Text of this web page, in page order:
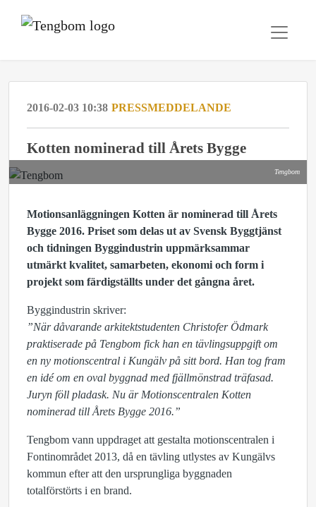
2016-02-03 10:38 PRESSMEDDELANDE
Kotten nominerad till Årets Bygge
Tengbom
Motionsanläggningen Kotten är nominerad till Årets
Bygge 2016. Priset som delas ut av Svensk Byggtjänst
och tidningen Byggindustrin uppmärksammar
utmärkt kvalitet, samarbeten, ekonomi och form i
projekt som färdigställts under det gångna året.
Byggindustrin skriver:
”När dåvarande arkitektstudenten Christofer Ödmark
praktiserade på Tengbom fick han en tävlingsuppgift om
en ny motionscentral i Kungälv på sitt bord. Han tog fram
en idé om en oval byggnad med fjällmönstrad träfasad.
Juryn föll pladask. Nu är Motionscentralen Kotten
nominerad till Årets Bygge 2016.”
Tengbom vann uppdraget att gestalta motionscentralen i
Fontinområdet 2013, då en tävling utlystes av Kungälvs
kommun efter att den ursprungliga byggnaden
totalförstörts i en brand.